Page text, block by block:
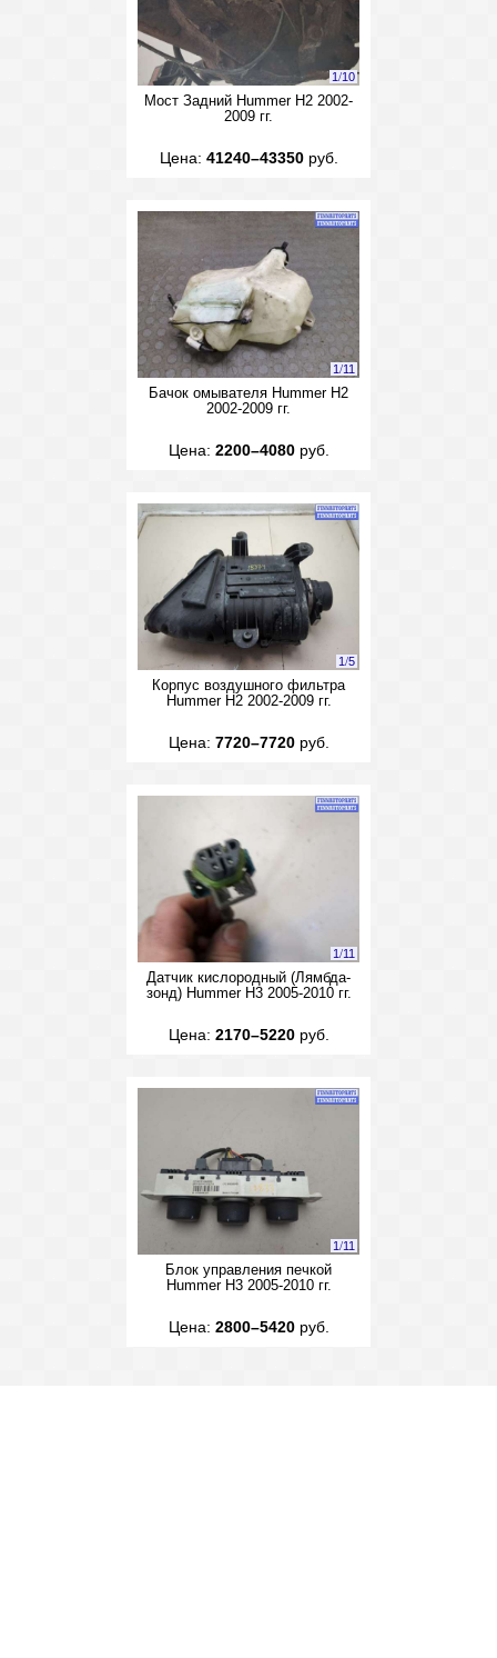
1/10
Мост Задний Hummer H2 2002-
2009 гг.
Цена: 41240–43350руб.
1/11
Бачок омывателя Hummer H2
2002-2009 гг.
Цена: 2200–4080руб.
1/5
Корпус воздушного фильтра
Hummer H2 2002-2009 гг.
Цена: 7720–7720руб.
1/11
Датчик кислородный (Лямбда-
зонд) Hummer H3 2005-2010 гг.
Цена: 2170–5220руб.
1/11
Блок управления печкой
Hummer H3 2005-2010 гг.
Цена: 2800–5420руб.